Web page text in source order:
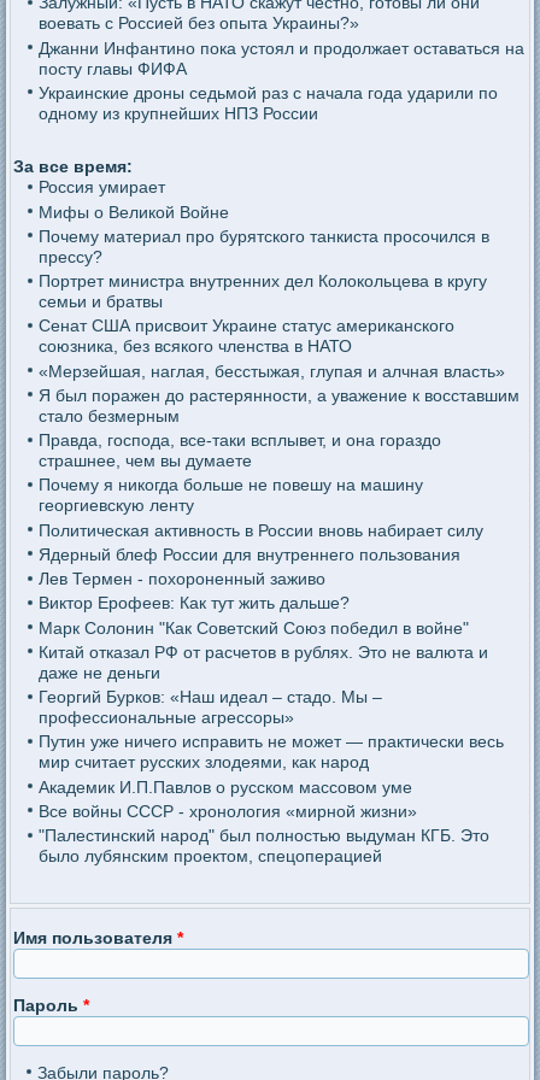
воевать с Россией без опыта Украины?»
Джанни Инфантино пока устоял и продолжает оставаться на
посту главы ФИФА
Украинские дроны седьмой раз с начала года ударили по
одному из крупнейших НПЗ России
За все время:
Россия умирает
Мифы о Великой Войне
Почему материал про бурятского танкиста просочился в
прессу?
Портрет министра внутренних дел Колокольцева в кругу
семьи и братвы
Сенат США присвоит Украине статус американского
союзника, без всякого членства в НАТО
«Мерзейшая, наглая, бесстыжая, глупая и алчная власть»
Я был поражен до растерянности, а уважение к восставшим
стало безмерным
Правда, господа, все-таки всплывет, и она гораздо
страшнее, чем вы думаете
Почему я никогда больше не повешу на машину
георгиевскую ленту
Политическая активность в России вновь набирает силу
Ядерный блеф России для внутреннего пользования
Лев Термен - похороненный заживо
Виктор Ерофеев: Как тут жить дальше?
Марк Солонин "Как Советский Союз победил в войне"
Китай отказал РФ от расчетов в рублях. Это не валюта и
даже не деньги
Георгий Бурков: «Наш идеал – стадо. Мы –
профессиональные агрессоры»
Путин уже ничего исправить не может — практически весь
мир считает русских злодеями, как народ
Академик И.П.Павлов о русском массовом уме
Все войны СССР - хронология «мирной жизни»
"Палестинский народ" был полностью выдуман КГБ. Это
было лубянским проектом, спецоперацией
Имя пользователя*
Пароль*
Забыли пароль?